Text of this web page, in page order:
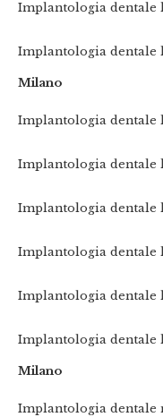
Implantologia dentale
Implantologia dentale
Milano
Implantologia dentale
Implantologia dentale
Implantologia dentale
Implantologia dentale
Implantologia dentale
Implantologia dentale
Milano
Implantologia dentale